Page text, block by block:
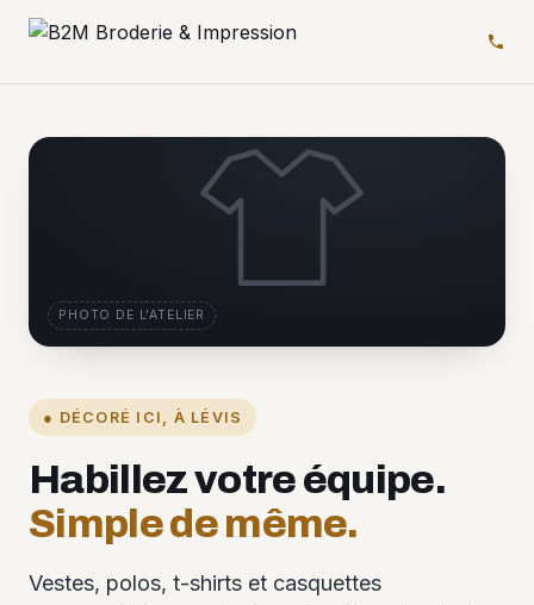
● DÉCORÉ ICI, À LÉVIS
Habillez votre équipe.
Simple de même.
Vestes, polos, t-shirts et casquettes
PHOTO DE L'ATELIER